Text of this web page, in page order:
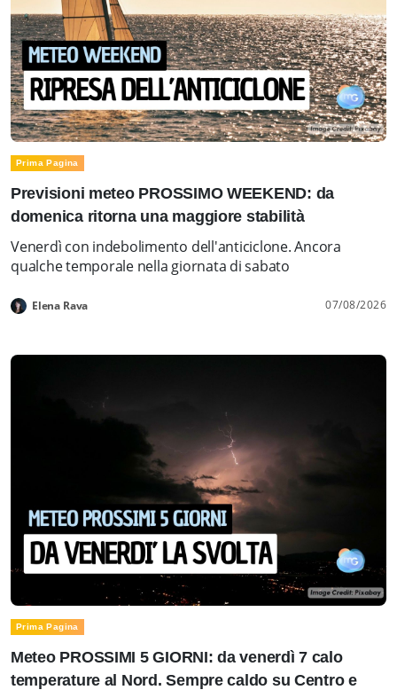
Prima Pagina
Previsioni meteo PROSSIMO WEEKEND: da
domenica ritorna una maggiore stabilità
Venerdì con indebolimento dell'anticiclone. Ancora
qualche temporale nella giornata di sabato
Elena Rava 07/08/2026
Prima Pagina
Meteo PROSSIMI 5 GIORNI: da venerdì 7 calo
temperature al Nord. Sempre caldo su Centro e